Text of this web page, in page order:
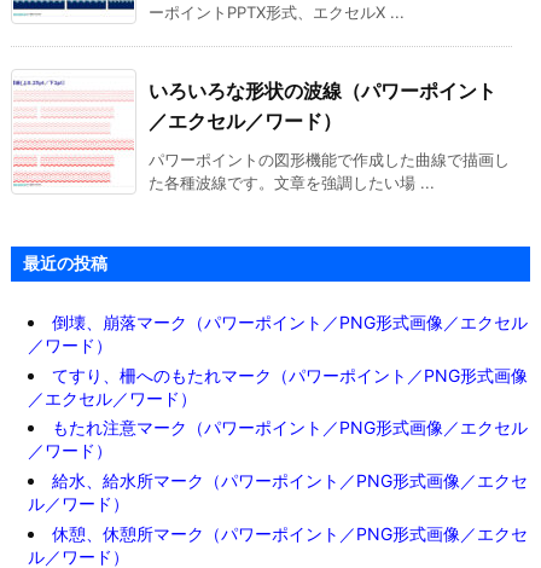
ーポイントPPTX形式、エクセルX ...
いろいろな形状の波線（パワーポイント
／エクセル／ワード）
パワーポイントの図形機能で作成した曲線で描画し
た各種波線です。文章を強調したい場 ...
最近の投稿
倒壊、崩落マーク（パワーポイント／PNG形式画像／エクセル
／ワード）
てすり、柵へのもたれマーク（パワーポイント／PNG形式画像
／エクセル／ワード）
もたれ注意マーク（パワーポイント／PNG形式画像／エクセル
／ワード）
給水、給水所マーク（パワーポイント／PNG形式画像／エクセ
ル／ワード）
休憩、休憩所マーク（パワーポイント／PNG形式画像／エクセ
ル／ワード）